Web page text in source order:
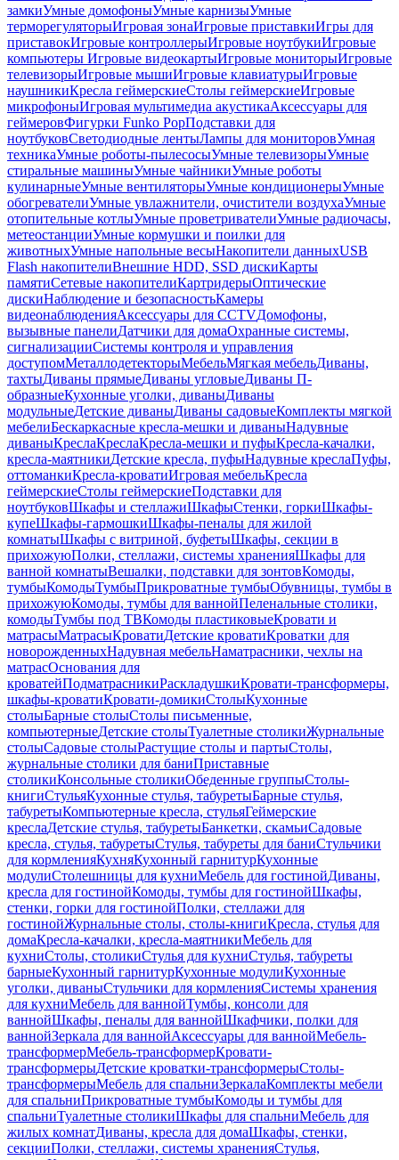
замкиУмные домофоныУмные карнизыУмные
терморегуляторыИгровая зонаИгровые приставкиИгры для
приставокИгровые контроллерыИгровые ноутбукиИгровые
компьютеры Игровые видеокартыИгровые мониторыИгровые
телевизорыИгровые мышиИгровые клавиатурыИгровые
наушникиКресла геймерскиеСтолы геймерскиеИгровые
микрофоныИгровая мультимедиа акустикаАксессуары для
геймеровФигурки Funko PopПодставки для
ноутбуковСветодиодные лентыЛампы для мониторовУмная
техникаУмные роботы-пылесосыУмные телевизорыУмные
стиральные машиныУмные чайникиУмные роботы
кулинарныеУмные вентиляторыУмные кондиционерыУмные
обогревателиУмные увлажнители, очистители воздухаУмные
отопительные котлыУмные проветривателиУмные радиочасы,
метеостанцииУмные кормушки и поилки для
животныхУмные напольные весыНакопители данныхUSB
Flash накопителиВнешние HDD, SSD дискиКарты
памятиСетевые накопителиКартридерыОптические
дискиНаблюдение и безопасностьКамеры
видеонаблюденияАксессуары для CCTVДомофоны,
вызывные панелиДатчики для домаОхранные системы,
сигнализацииСистемы контроля и управления
доступомМеталлодетекторыМебельМягкая мебельДиваны,
тахтыДиваны прямыеДиваны угловыеДиваны П-
образныеКухонные уголки, диваныДиваны
модульныеДетские диваныДиваны садовыеКомплекты мягкой
мебелиБескаркасные кресла-мешки и диваныНадувные
диваныКреслаКреслаКресла-мешки и пуфыКресла-качалки,
кресла-маятникиДетские кресла, пуфыНадувные креслаПуфы,
оттоманкиКресла-кроватиИгровая мебельКресла
геймерскиеСтолы геймерскиеПодставки для
ноутбуковШкафы и стеллажиШкафыСтенки, горкиШкафы-
купеШкафы-гармошкиШкафы-пеналы для жилой
комнатыШкафы с витриной, буфетыШкафы, секции в
прихожуюПолки, стеллажи, системы храненияШкафы для
ванной комнатыВешалки, подставки для зонтовКомоды,
тумбыКомодыТумбыПрикроватные тумбыОбувницы, тумбы в
прихожуюКомоды, тумбы для ваннойПеленальные столики,
комодыТумбы под ТВКомоды пластиковыеКровати и
матрасыМатрасыКроватиДетские кроватиКроватки для
новорожденныхНадувная мебельНаматрасники, чехлы на
матрасОснования для
кроватейПодматрасникиРаскладушкиКровати-трансформеры,
шкафы-кроватиКровати-домикиСтолыКухонные
столыБарные столыСтолы письменные,
компьютерныеДетские столыТуалетные столикиЖурнальные
столыСадовые столыРастущие столы и партыСтолы,
журнальные столики для баниПриставные
столикиКонсольные столикиОбеденные группыСтолы-
книгиСтульяКухонные стулья, табуретыБарные стулья,
табуретыКомпьютерные кресла, стульяГеймерские
креслаДетские стулья, табуретыБанкетки, скамьиСадовые
кресла, стулья, табуретыСтулья, табуреты для баниСтульчики
для кормленияКухняКухонный гарнитурКухонные
модулиСтолешницы для кухниМебель для гостинойДиваны,
кресла для гостинойКомоды, тумбы для гостинойШкафы,
стенки, горки для гостинойПолки, стеллажи для
гостинойЖурнальные столы, столы-книгиКресла, стулья для
домаКресла-качалки, кресла-маятникиМебель для
кухниСтолы, столикиСтулья для кухниСтулья, табуреты
барныеКухонный гарнитурКухонные модулиКухонные
уголки, диваныСтульчики для кормленияСистемы хранения
для кухниМебель для ваннойТумбы, консоли для
ваннойШкафы, пеналы для ваннойШкафчики, полки для
ваннойЗеркала для ваннойАксессуары для ваннойМебель-
трансформерМебель-трансформерКровати-
трансформерыДетские кроватки-трансформерыСтолы-
трансформерыМебель для спальниЗеркалаКомплекты мебели
для спальниПрикроватные тумбыКомоды и тумбы для
спальниТуалетные столикиШкафы для спальниМебель для
жилых комнатДиваны, кресла для домаШкафы, стенки,
секцииПолки, стеллажи, системы храненияСтулья,